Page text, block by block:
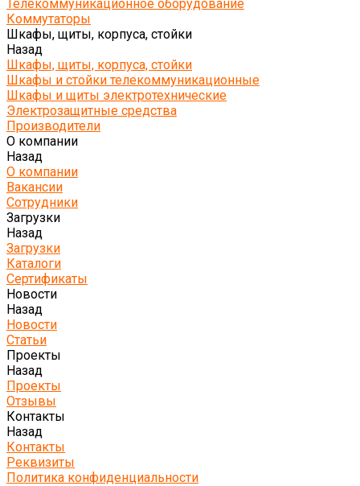
Телекоммуникационное оборудование
Коммутаторы
Шкафы, щиты, корпуса, стойки
Назад
Шкафы, щиты, корпуса, стойки
Шкафы и стойки телекоммуникационные
Шкафы и щиты электротехнические
Электрозащитные средства
Производители
О компании
Назад
О компании
Вакансии
Сотрудники
Загрузки
Назад
Загрузки
Каталоги
Сертификаты
Новости
Назад
Новости
Статьи
Проекты
Назад
Проекты
Отзывы
Контакты
Назад
Контакты
Реквизиты
Политика конфиденциальности